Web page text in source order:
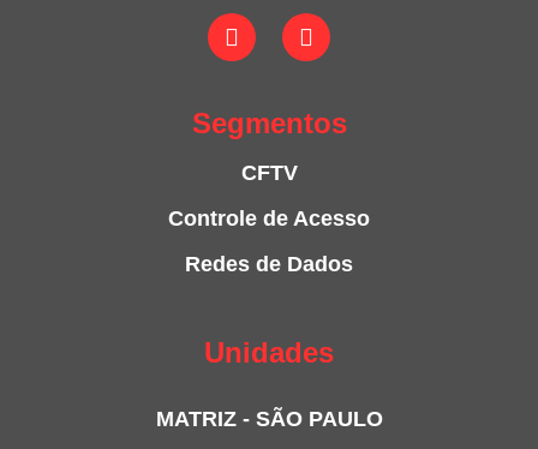
Segmentos
CFTV
Controle de Acesso
Redes de Dados
Unidades
MATRIZ - SÃO PAULO